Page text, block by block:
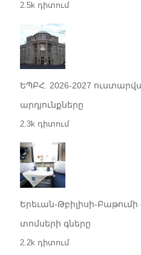
2.5k դիտում
ԵՊԲՀ. 2026-2027
արդյունքները
2.3k դիտում
Երեւան-Թբիլիսի-
տոմսերի գները
2.2k դիտում